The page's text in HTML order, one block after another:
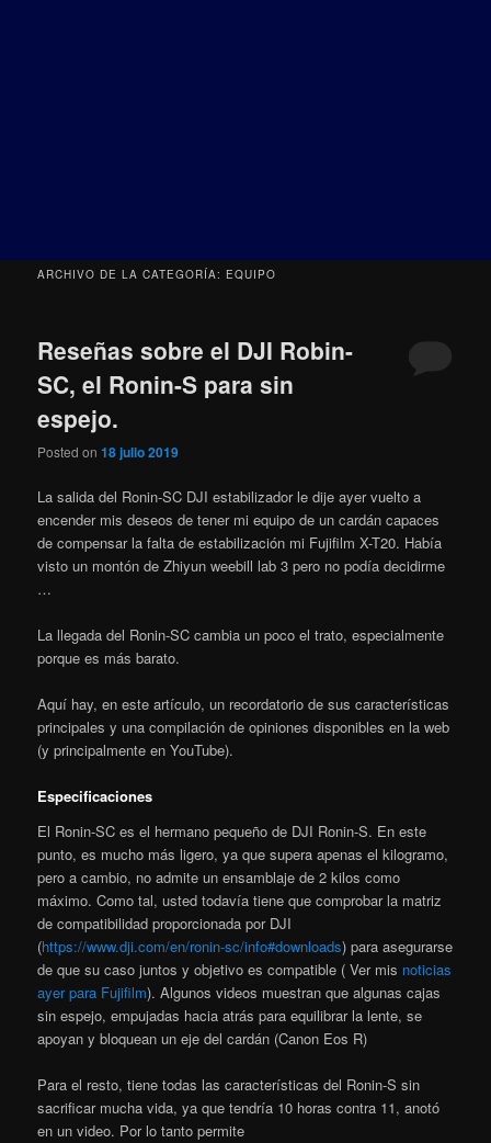
ARCHIVO DE LA CATEGORÍA: EQUIPO
Reseñas sobre el DJI Robin-
SC, el Ronin-S para sin
espejo.
Posted on18 julio 2019
La salida del Ronin-SC DJI estabilizador le dije ayer vuelto a
encender mis deseos de tener mi equipo de un cardán capaces
de compensar la falta de estabilización mi Fujifilm X-T20. Había
visto un montón de Zhiyun weebill lab 3 pero no podía decidirme
…
La llegada del Ronin-SC cambia un poco el trato, especialmente
porque es más barato.
Aquí hay, en este artículo, un recordatorio de sus características
principales y una compilación de opiniones disponibles en la web
(y principalmente en YouTube).
Especificaciones
El Ronin-SC es el hermano pequeño de DJI Ronin-S. En este
punto, es mucho más ligero, ya que supera apenas el kilogramo,
pero a cambio, no admite un ensamblaje de 2 kilos como
máximo. Como tal, usted todavía tiene que comprobar la matriz
de compatibilidad proporcionada por DJI
(https://www.dji.com/en/ronin-sc/info#downloads) para asegurarse
de que su caso juntos y objetivo es compatible ( Ver mis noticias
ayer para Fujifilm). Algunos videos muestran que algunas cajas
sin espejo, empujadas hacia atrás para equilibrar la lente, se
apoyan y bloquean un eje del cardán (Canon Eos R)
Para el resto, tiene todas las características del Ronin-S sin
sacrificar mucha vida, ya que tendría 10 horas contra 11, anotó
en un video. Por lo tanto permite